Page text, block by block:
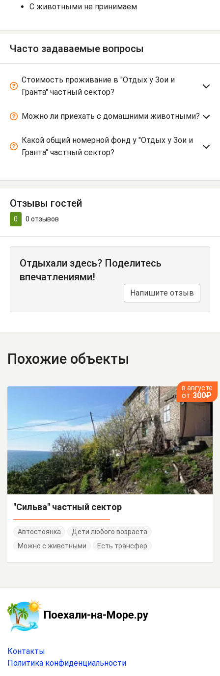
С животными не принимаем
Часто задаваемые вопросы
Стоимость проживание в "Отдых у Зои и
Гранта" частный сектор?
Можно ли приехать с домашними животными?
Какой общий номерной фонд у "Отдых у Зои и
Гранта" частный сектор?
Отзывы гостей
0 0 отзывов
Отдыхали здесь? Поделитесь
впечатлениями!
Напишите отзыв
Похожие объекты
в августе
от 300₽
"Сильва" частный сектор
Автостоянка
Дети любого возраста
Можно с животными
Есть трансфер
Поехали-на-Море.ру
Контакты
Политика конфиденциальности